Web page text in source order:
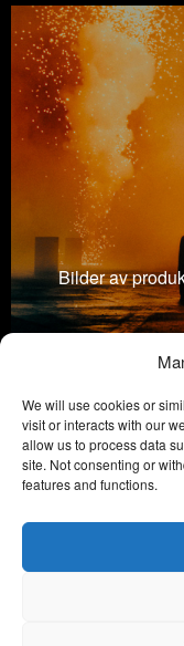
We will use cookies or
visit or interacts with our
allow us to process data
site. Not consenting or
features and functions.
Bilder av
Meld deg på
nytt fra